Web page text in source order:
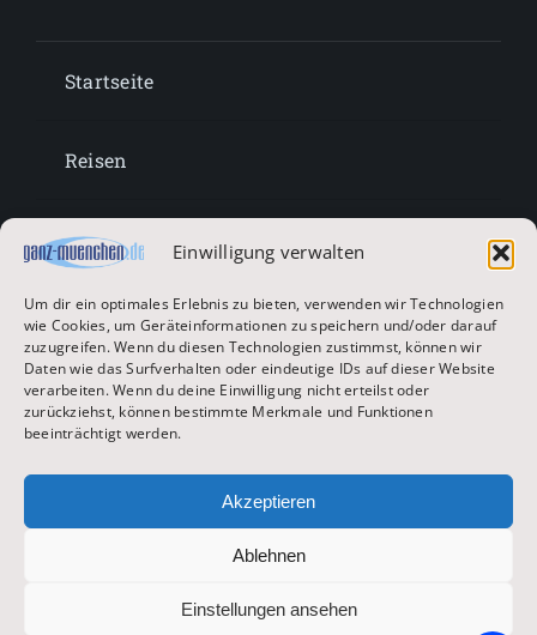
Einwilligung verwalten
Um dir ein optimales Erlebnis zu bieten, verwenden wir Technologien
wie Cookies, um Geräteinformationen zu speichern und/oder darauf
zuzugreifen. Wenn du diesen Technologien zustimmst, können wir
Daten wie das Surfverhalten oder eindeutige IDs auf dieser Website
verarbeiten. Wenn du deine Einwilligung nicht erteilst oder
zurückziehst, können bestimmte Merkmale und Funktionen
beeinträchtigt werden.
Akzeptieren
Ablehnen
Einstellungen ansehen
Startseite
Reisen
Lifestyle
Entertainment
Oktoberfest & Volksfeste
Zur Hauptseite